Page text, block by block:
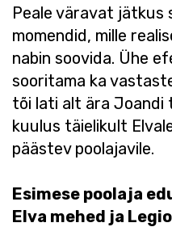
Peale väravat jätkus
momendid, mille
nabin soovida. Ühe
sooritama ka
tõi lati alt ära Joandi
kuulus täielikult
päästev poolajavile.
Esimese poolaja
Elva mehed ja